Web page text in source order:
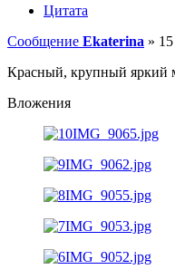
Цитата
Сообщение Ekaterina »
Красный, крупный яркий
Вложения